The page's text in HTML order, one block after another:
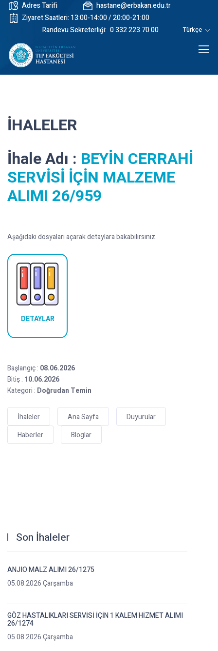
Adres Tarifi
hastane@erbakan.edu.tr
Ziyaret Saatleri: 13:00-14:00 / 20:00-21:00
Randevu Sekreterliği: 0 332 223 70 00 Türkçe
İHALELER
İhale Adı : BEYİN CERRAHİ
SERVİSİ İÇİN MALZEME
ALIMI 26/959
Aşağıdaki dosyaları açarak detaylara bakabilirsiniz.
DETAYLAR
Başlangıç : 08.06.2026
Bitiş : 10.06.2026
Kategori : Doğrudan Temin
İhaleler Ana Sayfa
Duyurular
Haberler
Bloglar
Son İhaleler
ANJIO MALZ ALIMI 26/1275
05.08.2026 Çarşamba
GÖZ HASTALIKLARI SERVİSİ İÇİN 1 KALEM HİZMET ALIMI
26/1274
05.08.2026 Çarşamba